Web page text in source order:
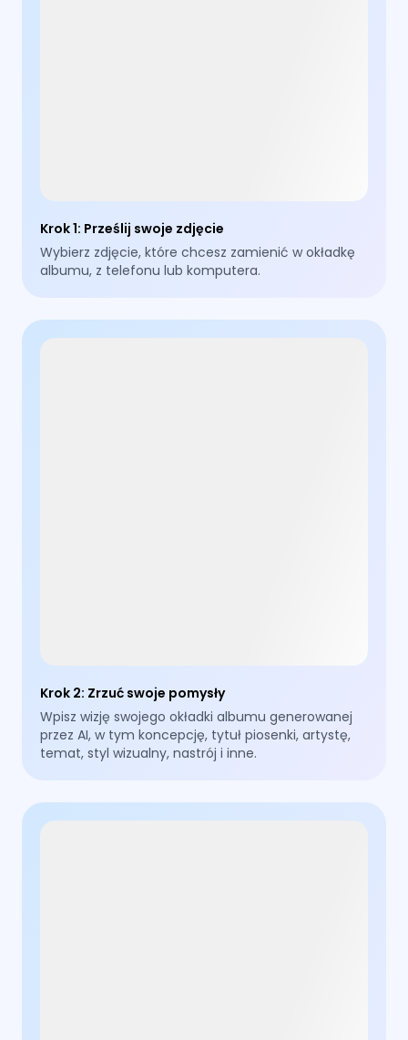
Krok 1: Prześlij swoje zdjęcie
Wybierz zdjęcie, które chcesz zamienić w okładkę
albumu, z telefonu lub komputera.
Krok 2: Zrzuć swoje pomysły
Wpisz wizję swojego okładki albumu generowanej
przez AI, w tym koncepcję, tytuł piosenki, artystę,
temat, styl wizualny, nastrój i inne.